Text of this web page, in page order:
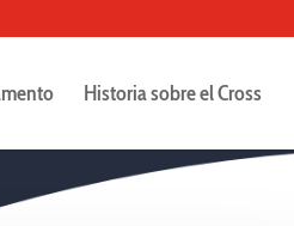
Historia sobre el Cross